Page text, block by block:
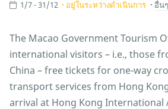
1/7 - 31/12 อยู่ในระหว่างดำเนินการ อื่นๆ
The Macao Government Tourism
international visitors – i.e., those
China – free tickets for one-way
transport services from Hong
arrival at Hong Kong International